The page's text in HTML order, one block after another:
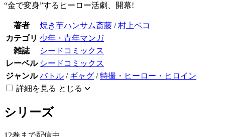
“金で変身”するヒーロー活劇、開幕!
著者 焼き芋ハンサム斎藤 /村上ペコ
カテゴリ 少年・青年マンガ
雑誌
シードコミックス
レーベル シードコミックス
ジャンル バトル / ギャグ /特撮・ヒーロー・ヒロイン
詳細を見る とじる
シリーズ
12巻まで配信中